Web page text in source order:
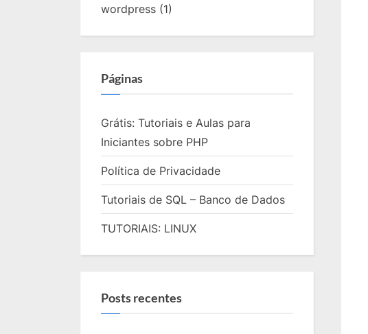
wordpress (1)
Páginas
Grátis: Tutoriais e Aulas para
Iniciantes sobre PHP
Política de Privacidade
Tutoriais de SQL – Banco de Dados
TUTORIAIS: LINUX
Posts recentes